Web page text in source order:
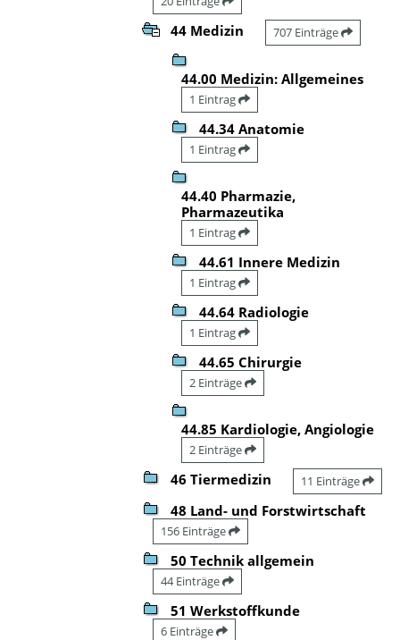
44 Medizin 707 Einträge
44.00 Medizin: Allgemeines
1 Eintrag
44.34 Anatomie
1 Eintrag
44.40 Pharmazie,
Pharmazeutika
1 Eintrag
44.61 Innere Medizin
1 Eintrag
44.64 Radiologie
1 Eintrag
44.65 Chirurgie
2 Einträge
44.85 Kardiologie, Angiologie
2 Einträge
46 Tiermedizin 11 Einträge
48 Land- und Forstwirtschaft
156 Einträge
50 Technik allgemein
44 Einträge
51 Werkstoffkunde
6 Einträge